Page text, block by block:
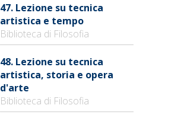
47. Lezione su tecnica
artistica e tempo
Biblioteca di Filosofia
48. Lezione su tecnica
artistica, storia e opera
d'arte
Biblioteca di Filosofia